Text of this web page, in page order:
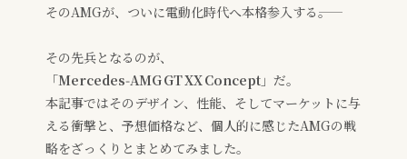
そのAMGが、ついに電動化時代へ本格参入する――。
その先兵となるのが、
「Mercedes‑AMG GT XX Concept 」だ。
本記事ではそのデザイン、性能、そしてマーケットに与
える衝撃と、予想価格など、個人的に感じたAMGの戦
略をざっくりとまとめてみました。